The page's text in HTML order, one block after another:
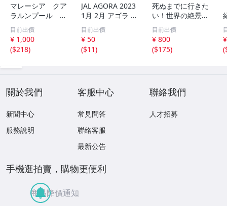
マレーシア クア
ラルンプール マ
ラッカ 地球の歩
き方Ｐｌａｔ Ｐ
１６ 地球の歩き
方編集室／編集
目前出價
¥ 1,000
($218)
JAL AGORA 2023
1月 2月 アゴラ 日
航 機内誌 日本航
空 フランス パリ
海外旅行 北海道
上川 旅行 旅 情報
目前出價
¥ 50
($11)
死ぬまでに行きた
い！世界の絶景
新日本編 詩歩／
著
目前出價
¥ 800
($175)
(
關於我們
新聞中心
服務說明
客服中心
常見問答
聯絡客服
最新公告
聯絡我們
人才招募
手機逛拍賣，購物更便利
商品降價通知